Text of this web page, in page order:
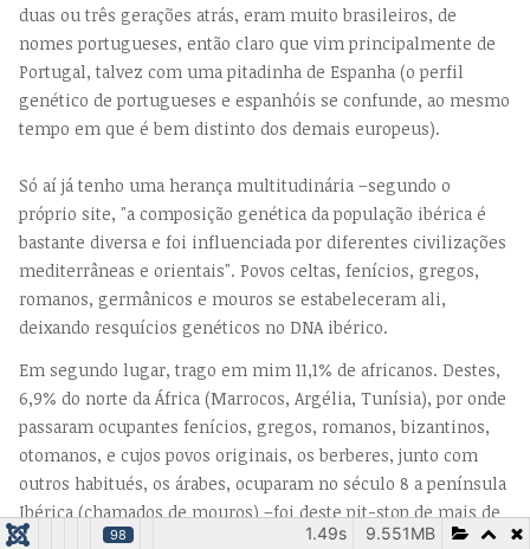
duas ou três gerações atrás, eram muito brasileiros, de
nomes portugueses, então claro que vim principalmente de
Portugal, talvez com uma pitadinha de Espanha (o perfil
genético de portugueses e espanhóis se confunde, ao mesmo
tempo em que é bem distinto dos demais europeus).
Só aí já tenho uma herança multitudinária –segundo o
próprio site, "a composição genética da população ibérica é
bastante diversa e foi influenciada por diferentes civilizações
mediterrâneas e orientais". Povos celtas, fenícios, gregos,
romanos, germânicos e mouros se estabeleceram ali,
deixando resquícios genéticos no DNA ibérico.
Em segundo lugar, trago em mim 11,1% de africanos. Destes,
6,9% do norte da África (Marrocos, Argélia, Tunísia), por onde
passaram ocupantes fenícios, gregos, romanos, bizantinos,
otomanos, e cujos povos originais, os berberes, junto com
outros habitués, os árabes, ocuparam no século 8 a península
Ibérica (chamados de mouros) –foi deste pit-stop de mais de
cinco séculos que devem ter vindo estes meus genes
98 9.551MB
1.49s